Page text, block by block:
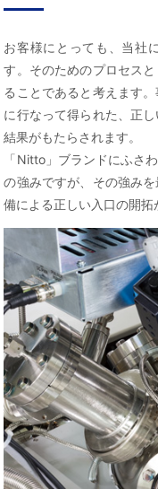
お客様にとっても、当社
す。そのためのプロセス
ることであると考えます
に行なって得られた、正
結果がもたらされます。
「Nitto」ブランドにふさ
の強みですが、その強み
備による正しい入口の開拓